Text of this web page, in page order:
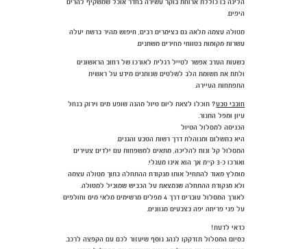
הלינה בו כוללת ארוחת בוקר עשירה בחדר אוכל שמשקיף להרים
היפים.
מטולה עצמה מלאה גם בצימרים רבים, חיפוש מהיר ברשת יעלה
עשרות מקומות בטווחי מחירים משתנים.
בשעות הערב אפשר לטייל רגלית לאורכו של רחוב הראשונים
ולתת את תשומת הלב לשלטים שנותנים מידע על ראשית
התפתחות העיירה.
חובבי טבע? תוכלו לצאת ליום טיול מהנה שופע מים וירוק בנחל
עיון ומפל התנור.
הכניסה למסלול הטיול
היא בתשלום ומנוהלת דרך רשות הטבע והגנים.
המסלול קל ונוח להליכה, מתאים למשפחות עם ילדים צעירים
ואורכו כ-3 ק״מ אך הוא אינו מעגלי.
מומלץ מאוד להתחיל אותו מנקודת ההתחלה בתוך מטולה עצמה
ולא מנקודת ההתחלה שנמצאת על הכביש שמוביל למטולה.
לאורך המסלול עוברים דרך 4 מפלים מרשימים מלאי מים וחולפים
על פני פריחה יפה בצבעים מגוונים.
כדאי לדעת!
בסיום המסלול תזדקקו לנהג נוסף שיעזור לכם עם הקפצה לרכב.